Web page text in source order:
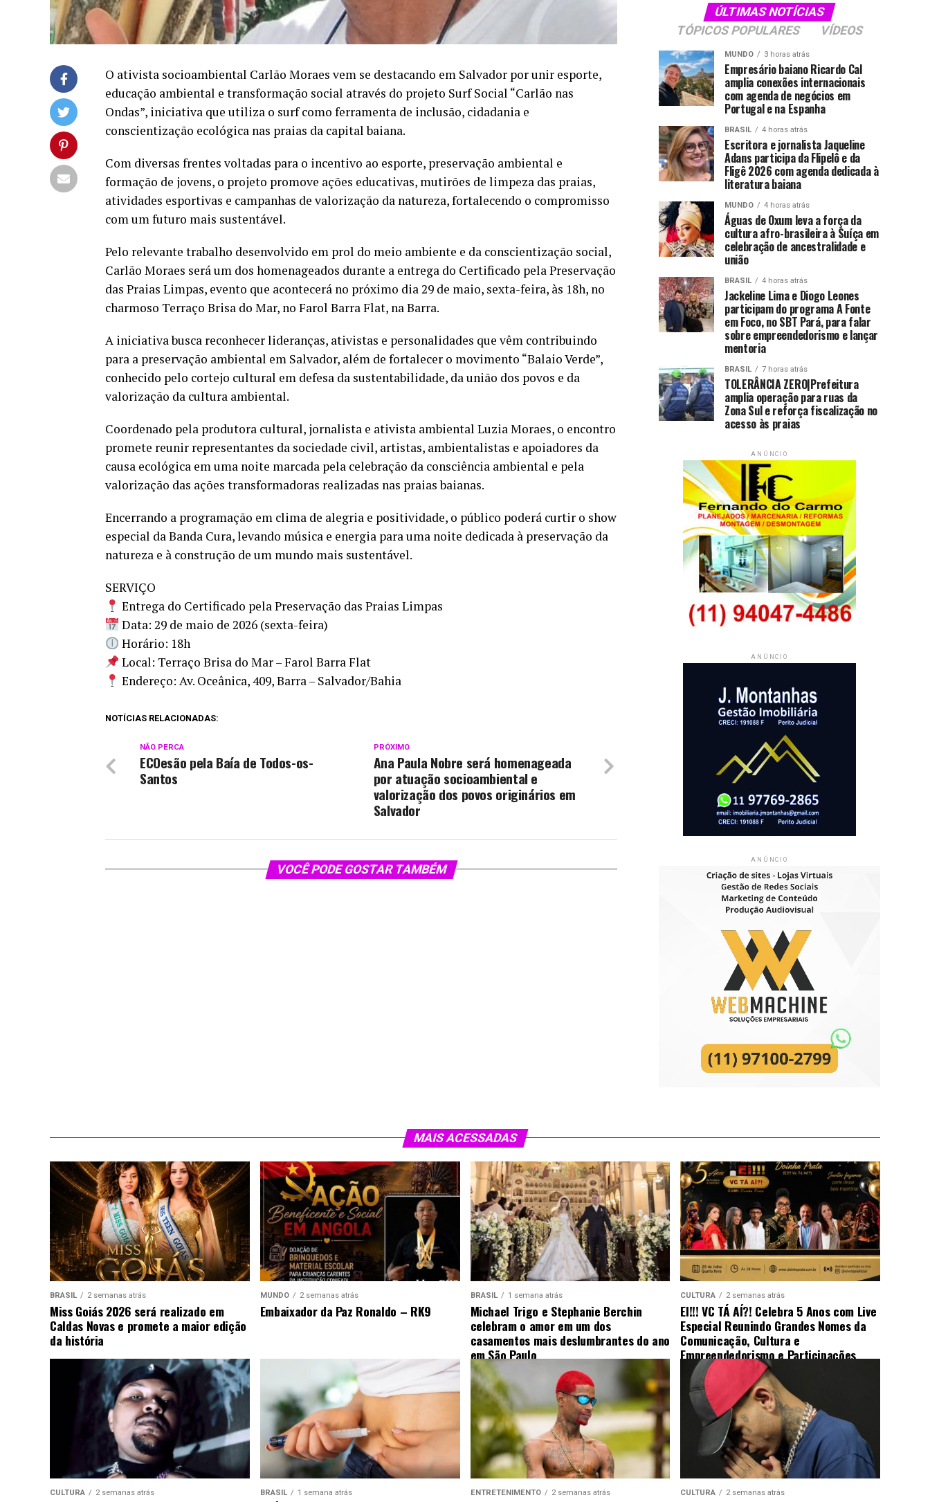
O ativista socioambiental Carlão Moraes vem se destacando em Salvador por unir esporte,
educação ambiental e transformação social através do projeto Surf Social “Carlão nas
Ondas”, iniciativa que utiliza o surf como ferramenta de inclusão, cidadania e
conscientização ecológica nas praias da capital baiana.
Com diversas frentes voltadas para o incentivo ao esporte, preservação ambiental e
formação de jovens, o projeto promove ações educativas, mutirões de limpeza das praias,
atividades esportivas e campanhas de valorização da natureza, fortalecendo o compromisso
com um futuro mais sustentável.
Pelo relevante trabalho desenvolvido em prol do meio ambiente e da conscientização social,
Carlão Moraes será um dos homenageados durante a entrega do Certificado pela Preservação
das Praias Limpas, evento que acontecerá no próximo dia 29 de maio, sexta-feira, às 18h, no
charmoso Terraço Brisa do Mar, no Farol Barra Flat, na Barra.
A iniciativa busca reconhecer lideranças, ativistas e personalidades que vêm contribuindo
para a preservação ambiental em Salvador, além de fortalecer o movimento “Balaio Verde”,
conhecido pelo cortejo cultural em defesa da sustentabilidade, da união dos povos e da
valorização da cultura ambiental.
Coordenado pela produtora cultural, jornalista e ativista ambiental Luzia Moraes, o encontro
promete reunir representantes da sociedade civil, artistas, ambientalistas e apoiadores da
causa ecológica em uma noite marcada pela celebração da consciência ambiental e pela
valorização das ações transformadoras realizadas nas praias baianas.
Encerrando a programação em clima de alegria e positividade, o público poderá curtir o show
especial da Banda Cura, levando música e energia para uma noite dedicada à preservação da
natureza e à construção de um mundo mais sustentável.
SERVIÇO
Entrega do Certificado pela Preservação das Praias Limpas
Data: 29 de maio de 2026 (sexta-feira)
Horário: 18h
Local: Terraço Brisa do Mar – Farol Barra Flat
Endereço: Av. Oceânica, 409, Barra – Salvador/Bahia
NOTÍCIAS RELACIONADAS:
PRÓXIMO
Ana Paula Nobre será homenageada
por atuação socioambiental e
valorização dos povos originários em
Salvador
NÃO PERCA
ECOesão pela Baía de Todos-os-
Santos
VOCÊ PODE GOSTAR TAMBÉM
ÚLTIMAS NOTÍCIAS
TÓPICOS POPULARES
VÍDEOS
MUNDO 3 horas atrás
Empresário baiano Ricardo Cal
amplia conexões internacionais
com agenda de negócios em
Portugal e na Espanha
BRASIL 4 horas atrás
Escritora e jornalista Jaqueline
Adans participa da Flipelô e da
Fligê 2026 com agenda dedicada à
literatura baiana
MUNDO 4 horas atrás
Águas de Oxum leva a força da
cultura afro-brasileira à Suíça em
celebração de ancestralidade e
união
BRASIL 4 horas atrás
Jackeline Lima e Diogo Leones
participam do programa A Fonte
em Foco, no SBT Pará, para falar
sobre empreendedorismo e lançar
mentoria
BRASIL 7 horas atrás
TOLERÂNCIA ZERO|Prefeitura
amplia operação para ruas da
Zona Sul e reforça fiscalização no
acesso às praias
ANÚNCIO
ANÚNCIO
ANÚNCIO
MAIS ACESSADAS
BRASIL 2 semanas atrás
Miss Goiás 2026 será realizado em
Caldas Novas e promete a maior edição
da história
MUNDO 2 semanas atrás
Embaixador da Paz Ronaldo – RK9
BRASIL 1 semana atrás
Michael Trigo e Stephanie Berchin
celebram o amor em um dos
casamentos mais deslumbrantes do ano
em São Paulo
CULTURA 2 semanas atrás
EI!!! VC TÁ AÍ?! Celebra 5 Anos com Live
Especial Reunindo Grandes Nomes da
Comunicação, Cultura e
Empreendedorismo e Participações
Surpresa
CULTURA 2 semanas atrás BRASIL 1 semana atrás ENTRETENIMENTO 2 semanas atrás CULTURA 2 semanas atrás